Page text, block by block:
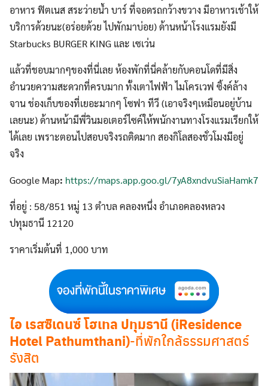
อาหาร ฟิตเนส สระว่ายน้ำ บาร์ ที่จอดรถกว้างขวาง มีอาหารเช้าให้
บริการด้วยนะ(อร่อยด้วย ไปพักมาบ่อย) ด้านหน้าโรงแรมยังมี
Starbucks BURGER KING และ เซเว่น
แล้วที่ชอบมากๆของที่นี่เลย ห้องพักที่นี่คล้ายกับคอนโดที่มีสิ่ง
อำนวยความสะดวกที่ครบมาก ทั้งเตาไฟฟ้า ไมโครเวฟ ซิ้งค์ล้าง
จาน ช่องเก็บของที่เยอะมากๆ โซฟา ทีวี (เอาจริงๆเหมือนอยู่บ้าน
เลยนะ) ด้านหน้ามีพี่วินมอเตอร์ไซค์ให้พนักงานทางโรงแรมเรียกให้
ได้เลย เพราะตอนไปสอบจริงรถติดมาก สองกิโลสองชั่วโมงมีอยู่
จริง
Google Map: https://maps.app.goo.gl/7yA8xndvuSiaHamk7
ที่อยู่ : 58/851 หมู่ 13 ตำบล คลองหนึ่ง อำเภอคลองหลวง
ปทุมธานี 12120
ราคาเริ่มต้นที่ 1,000 บาท
ไอ เรสซิเดนซ์ โฮเทล ปทุมธานี (iResidence
Hotel Pathumthani)-ที่พักใกล้ธรรมศาสตร์
รังสิต